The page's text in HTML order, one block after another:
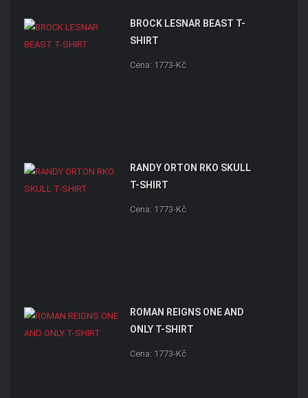
BROCK LESNAR BEAST T-
SHIRT
Cena: 1773-Kč
RANDY ORTON RKO SKULL
T-SHIRT
Cena: 1773-Kč
ROMAN REIGNS ONE AND
ONLY T-SHIRT
Cena: 1773-Kč